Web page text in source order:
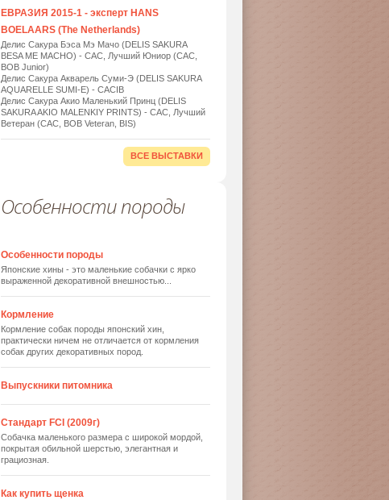
ЕВРАЗИЯ 2015-1 - эксперт HANS
BOELAARS (The Netherlands)
Делис Сакура Бэса Мэ Мачо (DELIS SAKURA
BESA ME MACHO) - САС, Лучший Юниор (САС,
BOB Junior)
Делис Сакура Акварель Суми-Э (DELIS SAKURA
AQUARELLE SUMI-E) - САСIB
Делис Сакура Акио Маленький Принц (DELIS
SAKURA AKIO MALENKIY PRINTS) - САС, Лучший
Ветеран (САС, BOB Veteran, BIS)
ВСЕ ВЫСТАВКИ
Особенности породы
Особенности породы
Японские хины - это маленькие собачки с ярко
выраженной декоративной внешностью...
Кормление
Кормление собак породы японский хин,
практически ничем не отличается от кормления
собак других декоративных пород.
Выпускники питомника
Стандарт FCI (2009г)
Собачка маленького размера с широкой мордой,
покрытая обильной шерстью, элегантная и
грациозная.
Как купить щенка